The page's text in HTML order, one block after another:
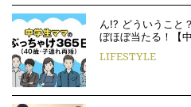
ん!? どういうこと
ぼほぼ当たる！【
LIFESTYLE